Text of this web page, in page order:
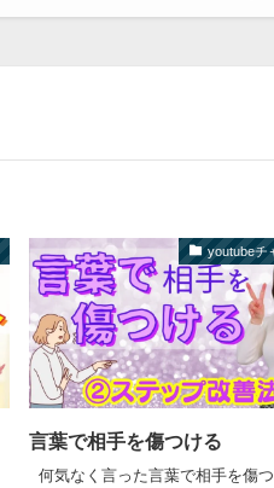
youtubeチ
言葉で相手を傷つける
何気なく言った言葉で相手を傷